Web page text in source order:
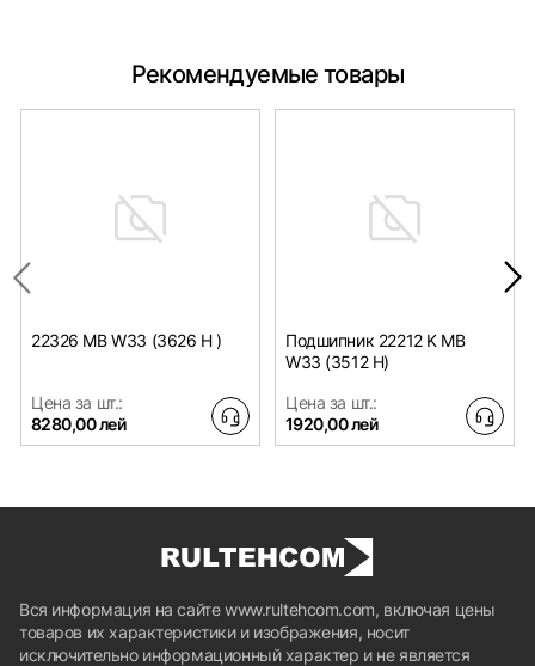
Рекомендуемые товары
22326 MB W33 (3626 H )
Цена за шт.:
8280,00 лей
Подшипник 22212 K MB
W33 (3512 H)
Цена за шт.:
1920,00 лей
Вся информация на сайте www.rultehcom.com, включая цены
товаров их характеристики и изображения, носит
исключительно информационный характер и не является